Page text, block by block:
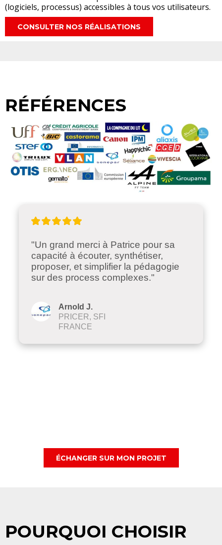
(logiciels, processus) accessibles à tous vos utilisateurs.
CONSULTER NOS RÉALISATIONS
RÉFÉRENCES
ÉCHANGER SUR MON PROJET
POURQUOI CHOISIR